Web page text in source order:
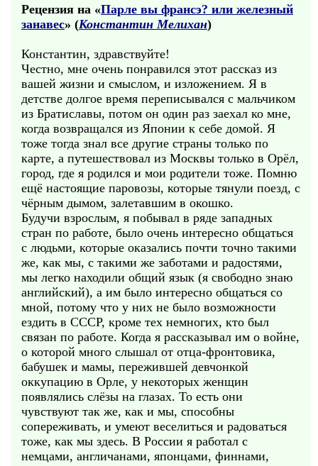
Рецензия на «Парле вы франсэ? или железный
занавес» (Константин Мелихан)
Константин, здравствуйте!
Честно, мне очень понравился этот рассказ из
вашей жизни и смыслом, и изложением. Я в
детстве долгое время переписывался с мальчиком
из Братиславы, потом он один раз заехал ко мне,
когда возвращался из Японии к себе домой. Я
тоже тогда знал все другие страны только по
карте, а путешествовал из Москвы только в Орёл,
город, где я родился и мои родители тоже. Помню
ещё настоящие паровозы, которые тянули поезд, с
чёрным дымом, залетавшим в окошко.
Будучи взрослым, я побывал в ряде западных
стран по работе, было очень интересно общаться
с людьми, которые оказались почти точно такими
же, как мы, с такими же заботами и радостями,
мы легко находили общий язык (я свободно знаю
английский), а им было интересно общаться со
мной, потому что у них не было возможности
ездить в СССР, кроме тех немногих, кто был
связан по работе. Когда я рассказывал им о войне,
о которой много слышал от отца-фронтовика,
бабушек и мамы, пережившей девчонкой
оккупацию в Орле, у некоторых женщин
появлялись слёзы на глазах. То есть они
чувствуют так же, как и мы, способны
сопереживать, и умеют веселиться и радоваться
тоже, как мы здесь. В России я работал с
немцами, англичанами, японцами, финнами,